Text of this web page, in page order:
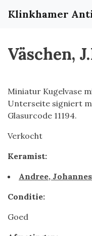
Klinkhamer
Väschen,
Miniatur Kugelvase
Unterseite signiert
Glasurcode 11194.
Verkocht
Keramist:
Andree,
Conditie:
Goed